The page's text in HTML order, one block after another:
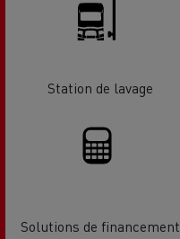
Station de lavage
Solutions de financement